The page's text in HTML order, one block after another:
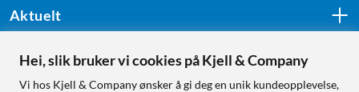
Aktuelt
Følg oss
Hei, slik bruker vi cookies på Kjell & Company
Vi hos Kjell & Company ønsker å gi deg en unik kundeopplevelse,